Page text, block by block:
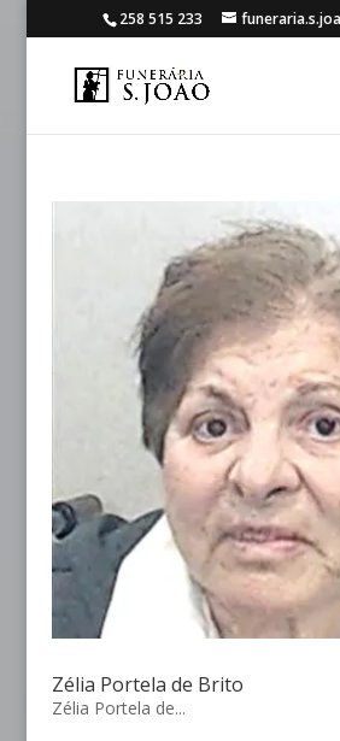
258 515 233
Zélia Portela de Brito
Zélia Portela de...